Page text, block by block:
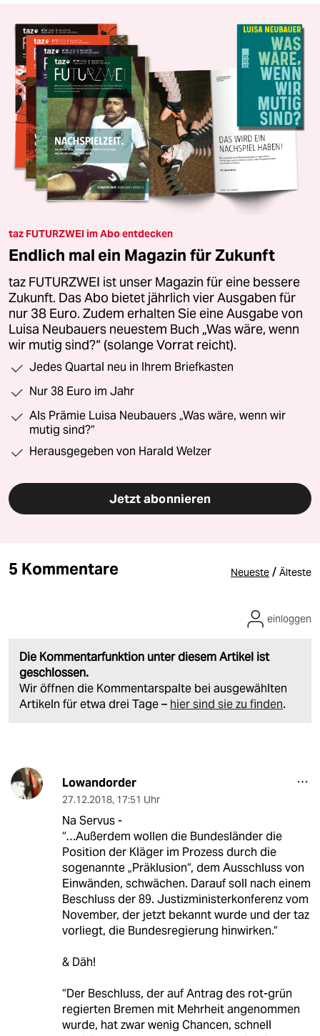
taz FUTURZWEI im Abo entdecken
Endlich mal ein Magazin für Zukunft
taz FUTURZWEI ist unser Magazin für eine bessere
Zukunft. Das Abo bietet jährlich vier Ausgaben für
nur 38 Euro. Zudem erhalten Sie eine Ausgabe von
Luisa Neubauers neuestem Buch „Was wäre, wenn
wir mutig sind?“ (solange Vorrat reicht).
Jedes Quartal neu in Ihrem Briefkasten
Nur 38 Euro im Jahr
Als Prämie Luisa Neubauers „Was wäre, wenn wir
mutig sind?“
Herausgegeben von Harald Welzer
Jetzt abonnieren
5 Kommentare Neueste / Älteste
Die Kommentarfunktion unter diesem Artikel ist
geschlossen.
Wir öffnen die Kommentarspalte bei ausgewählten
Artikeln für etwa drei Tage – hier sind sie zu finden.
einloggen
Lowandorder
27.12.2018, 17:51 Uhr
Na Servus -
“…Außerdem wollen die Bundesländer die
Position der Kläger im Prozess durch die
sogenannte „Präklusion“, dem Ausschluss von
Einwänden, schwächen. Darauf soll nach einem
Beschluss der 89. Justizministerkonferenz vom
November, der jetzt bekannt wurde und der taz
vorliegt, die Bundesregierung hinwirken.“
& Däh!
“Der Beschluss, der auf Antrag des rot-grün
regierten Bremen mit Mehrheit angenommen
wurde, hat zwar wenig Chancen, schnell